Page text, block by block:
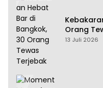
Orang
13 Juli 2026